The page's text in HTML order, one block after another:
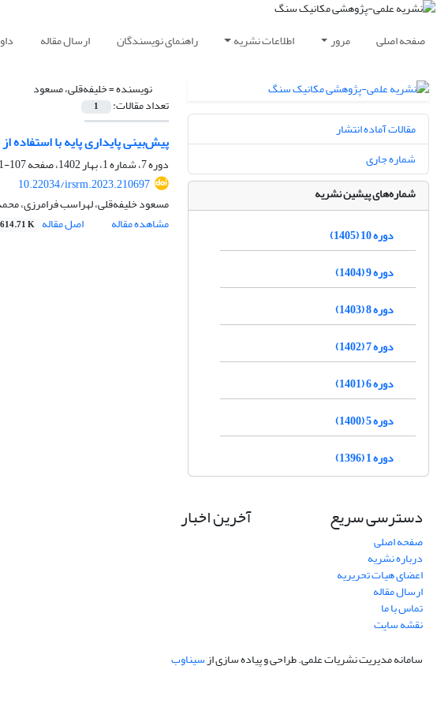
صفحه اصلی مرور اطلاعات نشریه راهنمای نویسندگان ارسال مقاله
نویسنده =خلیفه‌قلی، مسعود
تعداد مقالات: 1
پیش‌بینی پایداری پایه با استفاده
دوره 7، شماره 1، بهار 1402، صفحه
107-121
10.22034/irsrm.2023.210697
مسعود خلیفه‌قلی، لهراسب فرامرزی،
مشاهده مقاله
اصل مقاله 614.71 K
مقالات آماده انتشار
شماره جاری
شماره‌های پیشین نشریه
دوره 10 (1405)
دوره 9 (1404)
دوره 8 (1403)
دوره 7 (1402)
دوره 6 (1401)
دوره 5 (1400)
دوره 1 (1396)
دسترسی سریع
صفحه اصلی
درباره نشریه
اعضای هیات تحریریه
ارسال مقاله
تماس با ما
نقشه سایت
آخرین اخبار
سامانه مدیریت نشریات علمی.طراحی و پیاده سازی ازسیناوب